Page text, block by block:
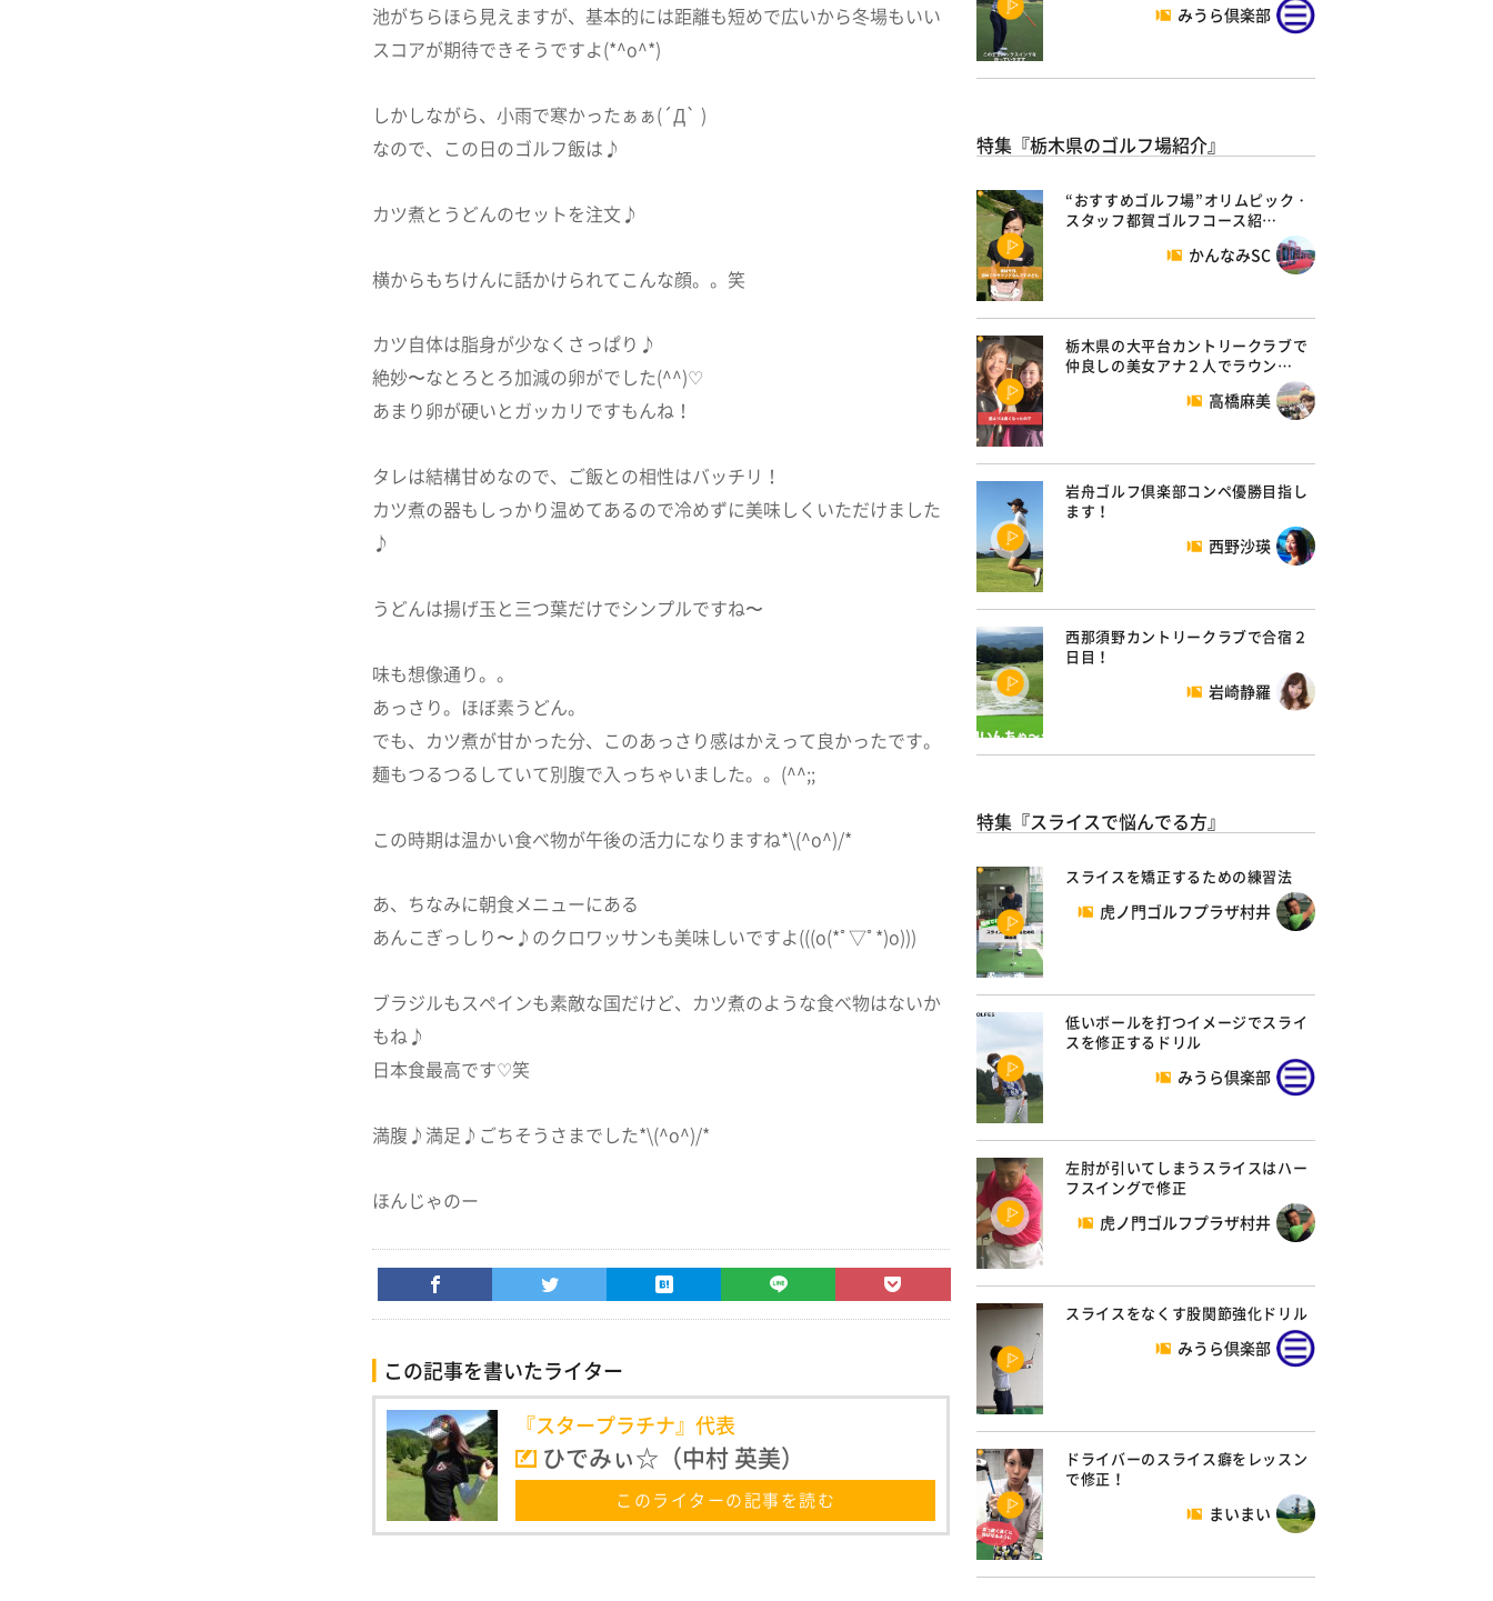
池がちらほら見えますが、基本的には距離も短めで広いから冬場もいい
スコアが期待できそうですよ(*^o^*)
しかしながら、小雨で寒かったぁぁ(´Д` )
なので、この日のゴルフ飯は♪
カツ煮とうどんのセットを注文♪
横からもちけんに話かけられてこんな顔。。笑
カツ自体は脂身が少なくさっぱり♪
絶妙〜なとろとろ加減の卵がでした(^^)♡
あまり卵が硬いとガッカリですもんね！
タレは結構甘めなので、ご飯との相性はバッチリ！
カツ煮の器もしっかり温めてあるので冷めずに美味しくいただけました
♪
うどんは揚げ玉と三つ葉だけでシンプルですね〜
味も想像通り。。
あっさり。ほぼ素うどん。
でも、カツ煮が甘かった分、このあっさり感はかえって良かったです。
麺もつるつるしていて別腹で入っちゃいました。。(^^;;
この時期は温かい食べ物が午後の活力になりますね*\(^o^)/*
あ、ちなみに朝食メニューにある
あんこぎっしり〜♪のクロワッサンも美味しいですよ(((o(*ﾟ▽ﾟ*)o)))
ブラジルもスペインも素敵な国だけど、カツ煮のような食べ物はないか
もね♪
日本食最高です♡笑
満腹♪満足♪ごちそうさまでした*\(^o^)/*
ほんじゃのー
この記事を書いたライター
『スタープラチナ』代表
ひでみぃ☆（中村 英美）
このライターの記事を読む
みうら倶楽部
特集『栃木県のゴルフ場紹介』
“おすすめゴルフ場”オリムピック・
スタッフ都賀ゴルフコース紹…
かんなみSC
栃木県の大平台カントリークラブで
仲良しの美女アナ２人でラウン…
高橋麻美
岩舟ゴルフ倶楽部コンペ優勝目指し
ます！
西野沙瑛
西那須野カントリークラブで合宿２
日目！
岩崎静羅
特集『スライスで悩んでる方』
スライスを矯正するための練習法
虎ノ門ゴルフプラザ村井
低いボールを打つイメージでスライ
スを修正するドリル
みうら倶楽部
左肘が引いてしまうスライスはハー
フスイングで修正
虎ノ門ゴルフプラザ村井
スライスをなくす股関節強化ドリル
みうら倶楽部
ドライバーのスライス癖をレッスン
で修正！
まいまい